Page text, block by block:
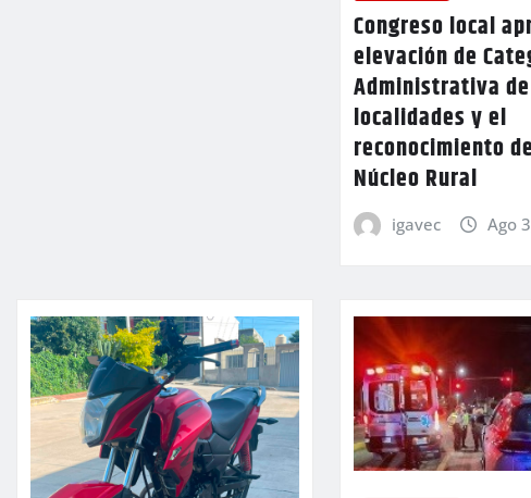
Congreso local
elevación de
Administrativa
localidades y el
reconocimiento
Núcleo Rural
igavec Ago